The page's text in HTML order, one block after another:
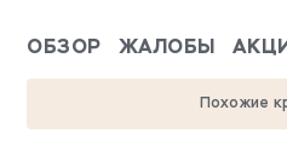
ОБЗОР ЖАЛОБЫ
Похожие